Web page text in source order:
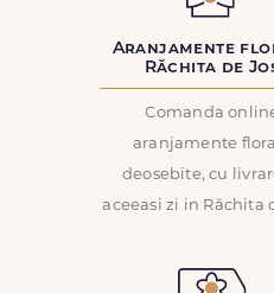
Aranjamente
Răchita de
Comanda
aranjamente
deosebite, cu
aceeasi zi in Răchita